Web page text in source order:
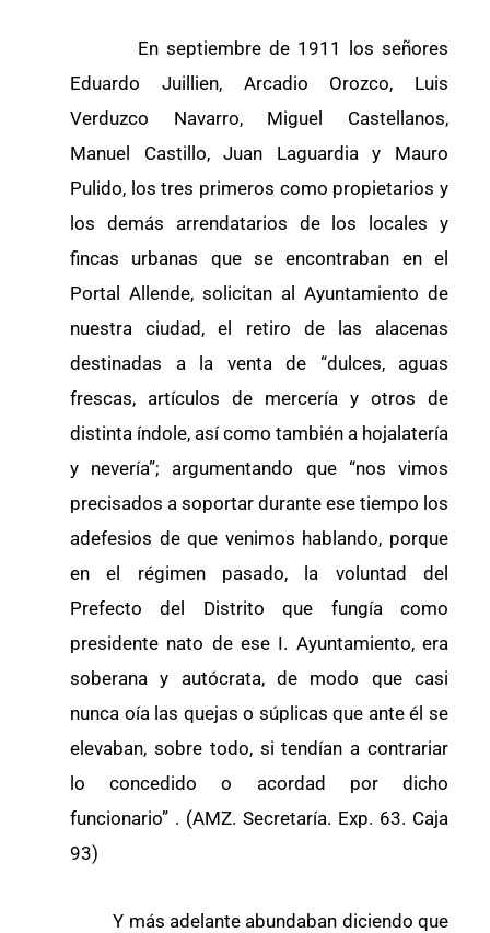
En septiembre de 1911 los señores
Eduardo Juillien, Arcadio Orozco, Luis
Verduzco Navarro, Miguel Castellanos,
Manuel Castillo, Juan Laguardia y Mauro
Pulido, los tres primeros como propietarios y
los demás arrendatarios de los locales y
fincas urbanas que se encontraban en el
Portal Allende, solicitan al Ayuntamiento de
nuestra ciudad, el retiro de las alacenas
destinadas a la venta de “dulces, aguas
frescas, artículos de mercería y otros de
distinta índole, así como también a hojalatería
y nevería”; argumentando que “nos vimos
precisados a soportar durante ese tiempo los
adefesios de que venimos hablando, porque
en el régimen pasado, la voluntad del
Prefecto del Distrito que fungía como
presidente nato de ese I. Ayuntamiento, era
soberana y autócrata, de modo que casi
nunca oía las quejas o súplicas que ante él se
elevaban, sobre todo, si tendían a contrariar
lo concedido o acordad por dicho
funcionario” . (AMZ. Secretaría. Exp. 63. Caja
93)
Y más adelante abundaban diciendo que